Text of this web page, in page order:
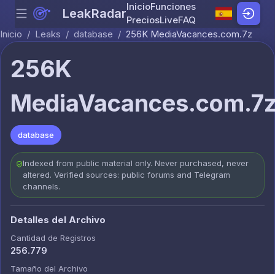
Skip to content
Menu LeakRadarInicioFunciones
PreciosLiveFAQ
Inicio / Leaks / database / 256K MediaVacances.com.7z
256K
database
Indexed from public material only. Never purchased, never
altered. Verified sources: public forums and Telegram
channels.
Detalles del Archivo
Cantidad de Registros
256.779
Tamaño del Archivo